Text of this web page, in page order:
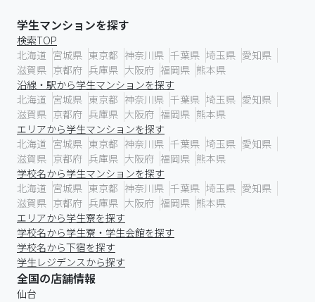
学生マンションを探す
検索TOP
北海道 宮城県 東京都 神奈川県 千葉県 埼玉県 愛知県
滋賀県 京都府 兵庫県 大阪府 福岡県 熊本県
沿線・駅から学生マンションを探す
北海道 宮城県 東京都 神奈川県 千葉県 埼玉県 愛知県
滋賀県 京都府 兵庫県 大阪府 福岡県 熊本県
エリアから学生マンションを探す
北海道 宮城県 東京都 神奈川県 千葉県 埼玉県 愛知県
滋賀県 京都府 兵庫県 大阪府 福岡県 熊本県
学校名から学生マンションを探す
北海道 宮城県 東京都 神奈川県 千葉県 埼玉県 愛知県
滋賀県 京都府 兵庫県 大阪府 福岡県 熊本県
エリアから学生寮を探す
学校名から学生寮・学生会館を探す
学校名から下宿を探す
学生レジデンスから探す
全国の店舗情報
仙台